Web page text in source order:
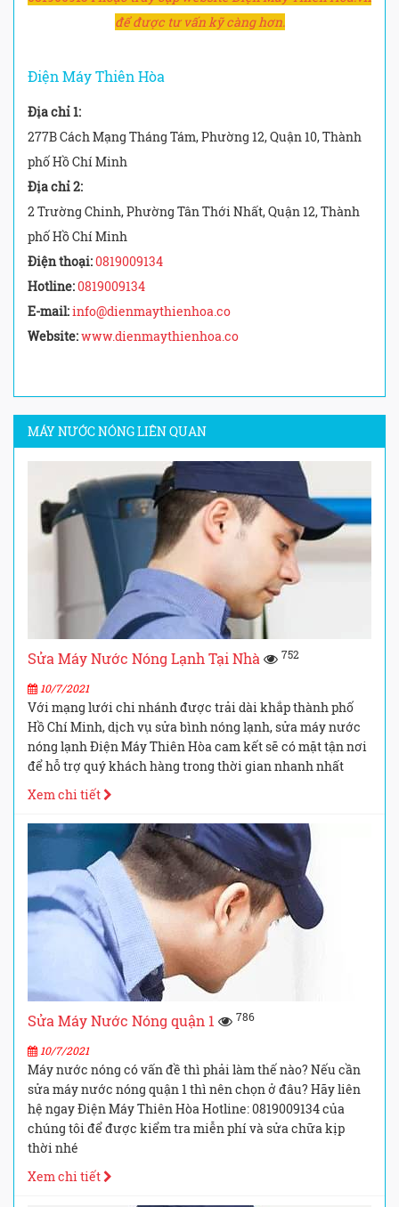
để được tư vấn kỹ càng hơn.
Điện Máy Thiên Hòa
Địa chỉ 1:
277B Cách Mạng Tháng Tám, Phường 12, Quận 10, Thành
phố Hồ Chí Minh
Địa chỉ 2:
2 Trường Chinh, Phường Tân Thới Nhất, Quận 12, Thành
phố Hồ Chí Minh
Điện thoại:0819009134
Hotline:0819009134
E-mail:info@dienmaythienhoa.co
Website:www.dienmaythienhoa.co
MÁY NƯỚC NÓNG LIÊN QUAN
Sửa Máy Nước Nóng Lạnh Tại Nhà 752
10/7/2021
Với mạng lưới chi nhánh được trải dài khắp thành phố
Hồ Chí Minh, dịch vụ sửa bình nóng lạnh, sửa máy nước
nóng lạnh Điện Máy Thiên Hòa cam kết sẽ có mặt tận nơi
để hỗ trợ quý khách hàng trong thời gian nhanh nhất
Xem chi tiết
Sửa Máy Nước Nóng quận 1 786
10/7/2021
Máy nước nóng có vấn đề thì phải làm thế nào? Nếu cần
sửa máy nước nóng quận 1 thì nên chọn ở đâu? Hãy liên
hệ ngay Điện Máy Thiên Hòa Hotline: 0819009134 của
chúng tôi để được kiểm tra miễn phí và sửa chữa kịp
thời nhé
Xem chi tiết